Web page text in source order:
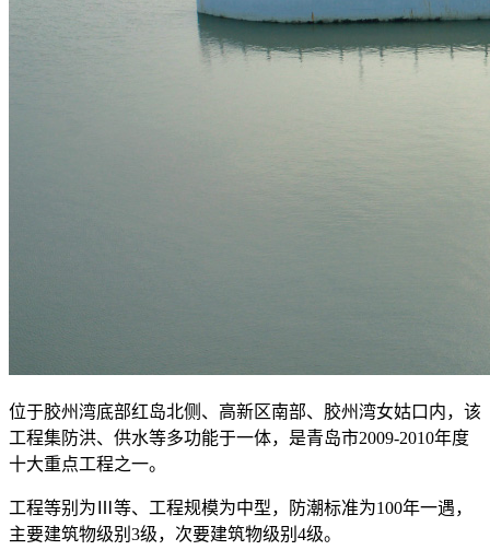
位于胶州湾底部红岛北侧、高新区南部、胶州湾女姑口内，该
工程集防洪、供水等多功能于一体，是青岛市2009-2010年度
十大重点工程之一。
工程等别为Ⅲ等、工程规模为中型，防潮标准为100年一遇，
主要建筑物级别3级，次要建筑物级别4级。